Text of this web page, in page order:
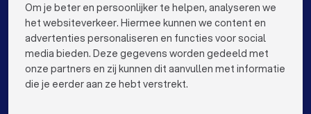
Diëtisten in Enschede
Diëtisten in Haarlem
Diëtisten in Arnhem
Diëtisten in Amersfoort
Diëtisten in Apeldoorn
Diëtisten in Den Bosch
VOOR PARTICULIEREN keyboard_arrow_down
Om je beter en persoonlijker te helpen, analyseren we
het websiteverkeer. Hiermee kunnen we content en
advertenties personaliseren en functies voor social
media bieden. Deze gegevens worden gedeeld met
onze partners en zij kunnen dit aanvullen met informatie
die je eerder aan ze hebt verstrekt.